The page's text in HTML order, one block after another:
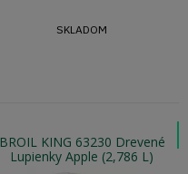
SKLADOM
BROIL KING 63230 Drevené
Lupienky Apple (2,786 L)